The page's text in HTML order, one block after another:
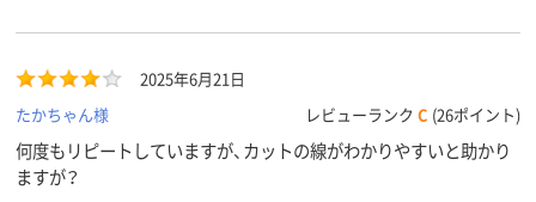
2025年6月21日
たかちゃん様
レビューランク C (26ポイント)
何度もリピートしていますが、カットの線がわかりやすいと助かり
ますが？